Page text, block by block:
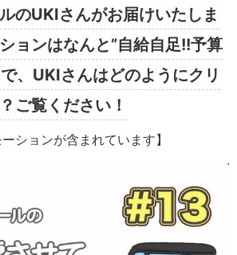
のUKIさんがお届けいたしま
ョンはなんと”自給自足!!予算
、UKIさんはどのようにクリ
ご覧ください！
ションが含まれています】